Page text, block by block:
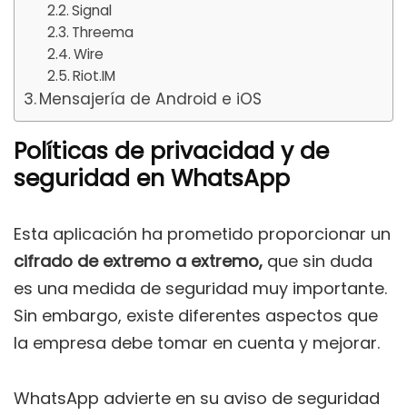
Signal
Threema
Wire
Riot.IM
Mensajería de Android e iOS
Políticas de privacidad y de
seguridad en WhatsApp
Esta aplicación ha prometido proporcionar un
cifrado de extremo a extremo, que sin duda
es una medida de seguridad muy importante.
Sin embargo, existe diferentes aspectos que
la empresa debe tomar en cuenta y mejorar.
WhatsApp advierte en su aviso de seguridad